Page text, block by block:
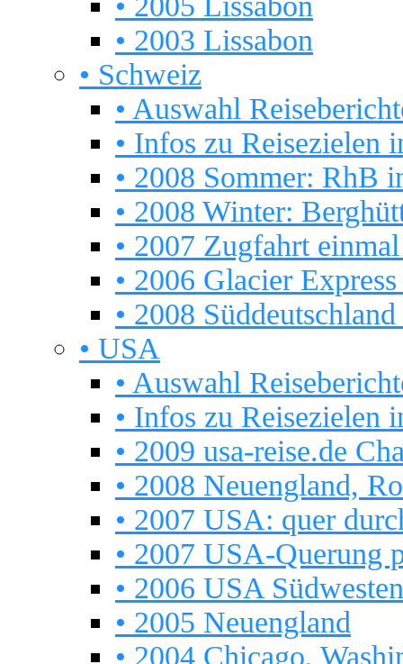
• 2003 Lissabon
• Schweiz
• Auswahl
• Infos zu Reisezielen
• 2008 Sommer: RhB
• 2008 Winter:
• 2007 Zugfahrt
• 2006 Glacier
• 2008
• USA
• Auswahl
• Infos zu Reisezielen
• 2009 usa-reise.de
• 2008 Neuengland,
• 2007 USA: quer
• 2007 USA-Querung
• 2006 USA Südwesten
• 2005 Neuengland
• 2004 Chicago,